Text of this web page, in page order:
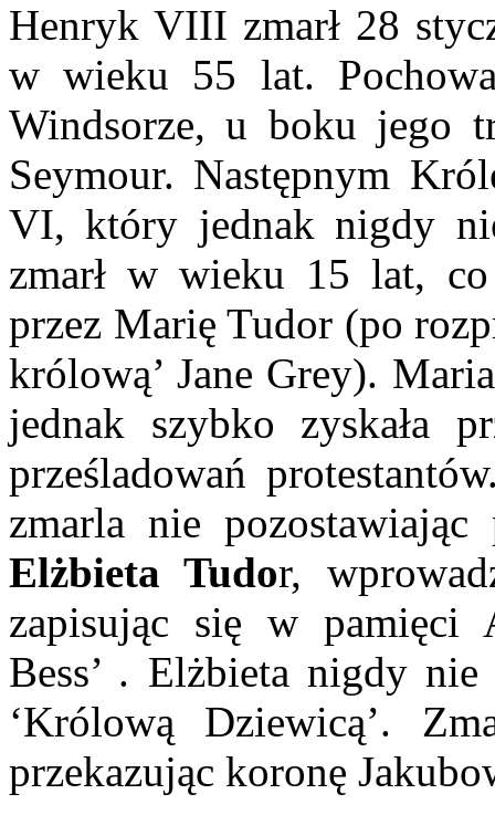
Henryk VIII zmarł 28
w wieku 55 lat.
Windsorze, u boku jego
Seymour. Następnym
VI, który jednak nigdy
zmarł w wieku 15 lat,
przez Marię Tudor (po
królową’ Jane Grey).
jednak szybko zyskała
prześladowań
zmarla nie
Elżbieta Tudor,
zapisując się w pamięci
Bess’ . Elżbieta nigdy nie
‘Królową Dziewicą’.
przekazując koronę